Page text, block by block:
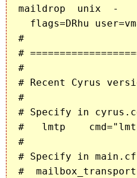
maildrop  unix
flags=DRhu
#
#
#
# Recent Cyrus
#
# Specify in
#   lmtp
#
# Specify in
#